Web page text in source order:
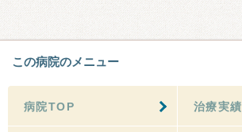
この病院のメニュー
病院TOP 治療実績